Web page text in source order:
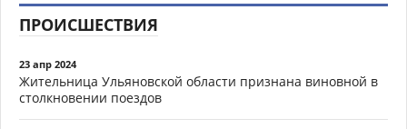
ПРОИСШЕСТВИЯ
23 апр 2024
Жительница Ульяновской области признана виновной в
столкновении поездов